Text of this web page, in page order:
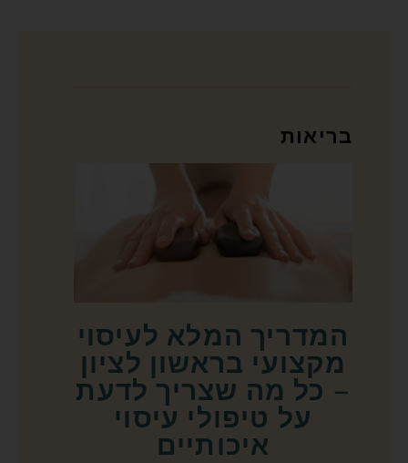
בריאות
המדריך המלא לעיסוי
מקצועי בראשון לציון
– כל מה שצריך לדעת
על טיפולי עיסוי
איכותיים